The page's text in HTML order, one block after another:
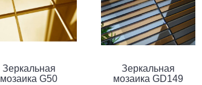
Зеркальная
мозаика G50
Зеркальная
мозаика GD149